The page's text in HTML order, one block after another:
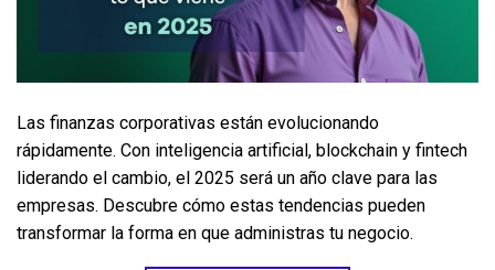
Las finanzas corporativas están evolucionando
rápidamente. Con inteligencia artificial, blockchain y fintech
liderando el cambio, el 2025 será un año clave para las
empresas. Descubre cómo estas tendencias pueden
transformar la forma en que administras tu negocio.